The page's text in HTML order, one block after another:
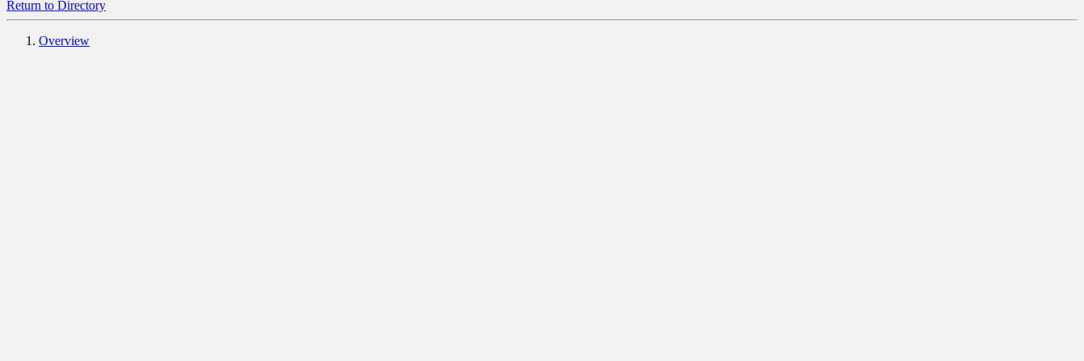
Return to Directory
Overview